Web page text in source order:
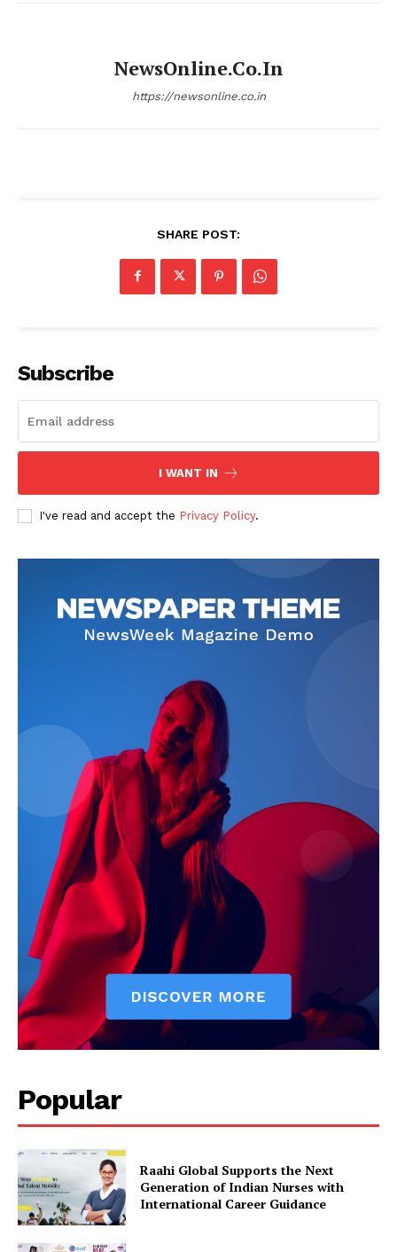
NewsOnline.co.in
https://newsonline.co.in
SHARE POST:
Subscribe
I WANT IN
I've read and accept the Privacy Policy.
Popular
Raahi Global Supports the Next
Generation of Indian Nurses with
International Career Guidance